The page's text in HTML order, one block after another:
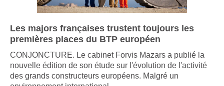
Les majors françaises trustent toujours les
premières places du BTP européen
CONJONCTURE. Le cabinet Forvis Mazars a publié la
nouvelle édition de son étude sur l'évolution de l'activité
des grands constructeurs européens. Malgré un